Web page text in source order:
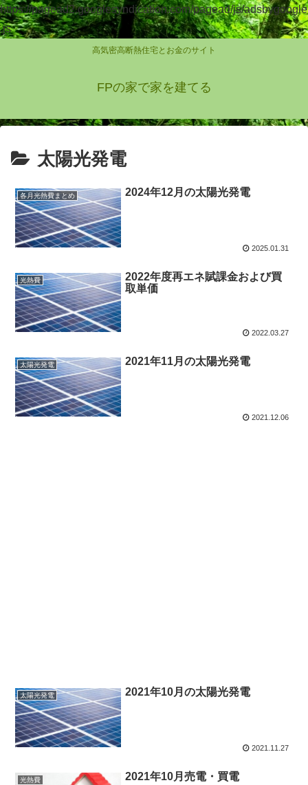
https://pagead2.googlesyndication.com/pagead/js/adsbygoogle
.js
高気密高断熱住宅とお金のサイト
FPの家で家を建てる
太陽光発電
各月光熱費まとめ 2024年12月の太陽光発電
2025.01.31
光熱費
2022年度再エネ賦課金および買
取単価
2022.03.27
太陽光発電 2021年11月の太陽光発電
2021.12.06
太陽光発電 2021年10月の太陽光発電
2021.11.27
光熱費 2021年10月売電・買電